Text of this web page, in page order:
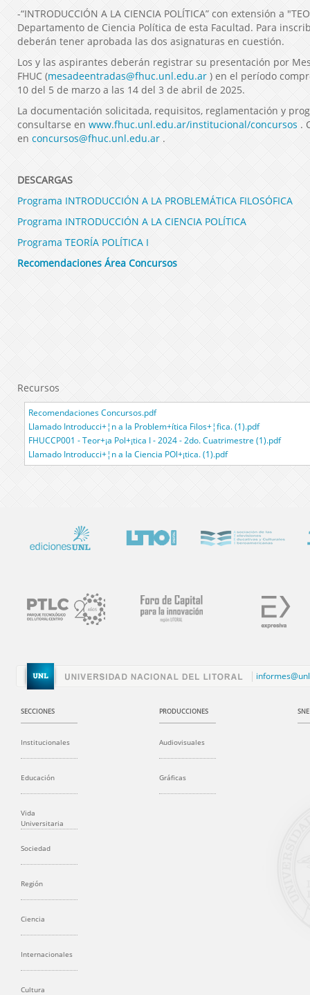
-“INTRODUCCIÓN A LA CIENCIA POLÍTICA” con extensión a
Departamento de Ciencia Política de esta Facultad. Para
deberán tener aprobada las dos asignaturas en cuestión.
Los y las aspirantes deberán registrar su presentación por
FHUC (mesadeentradas@fhuc.unl.edu.ar ) en el período
10 del 5 de marzo a las 14 del 3 de abril de 2025.
La documentación solicitada, requisitos, reglamentación y
consultarse en www.fhuc.unl.edu.ar/institucional/concursos .
en concursos@fhuc.unl.edu.ar .
DESCARGAS
Programa INTRODUCCIÓN A LA PROBLEMÁTICA FILOSÓFICA
Programa INTRODUCCIÓN A LA CIENCIA POLÍTICA
Programa TEORÍA POLÍTICA I
Recomendaciones Área Concursos
Recursos
Recomendaciones Concursos.pdf
Llamado Introducci+¦n a la Problem+ítica Filos+¦fica. (1).pdf
FHUCCP001 - Teor+¡a Pol+¡tica I - 2024 - 2do. Cuatrimestre (1).pdf
Llamado Introducci+¦n a la Ciencia POl+¡tica. (1).pdf
SECCIONES
Institucionales
Educación
Vida
Universitaria
Sociedad
Región
Ciencia
Internacionales
Cultura
PRODUCCIONES
Audiovisuales
Gráficas
SNE